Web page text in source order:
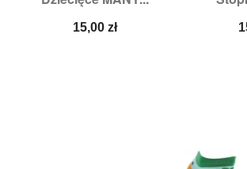
Cena
15,00 zł